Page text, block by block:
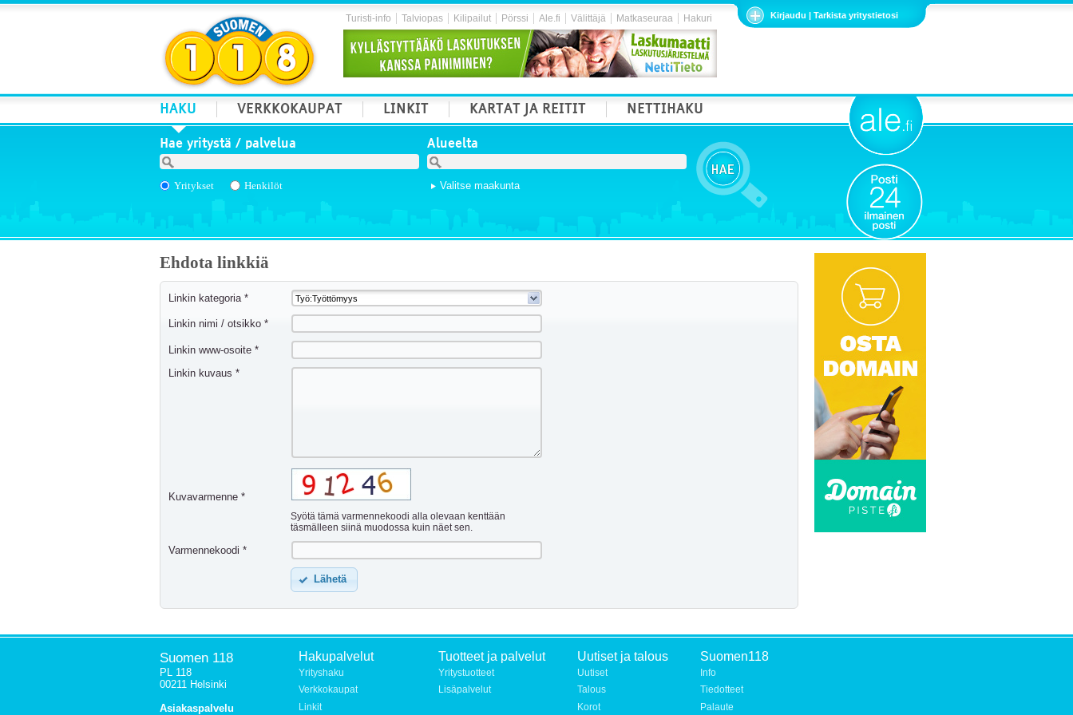
Kirjaudu | Tarkista yritystietosi
Turisti-info Talviopas Kilipailut Pörssi Ale.fi Välittäjä Matkaseuraa Hakuri
HAKU VERKKOKAUPAT LINKIT KARTAT JA REITIT NETTIHAKU
Hae yritystä / palvelua
Yritykset Henkilöt
Alueelta
Valitse maakunta
Ehdota linkkiä
Linkin kategoria *
Linkin nimi / otsikko *
Linkin www-osoite *
Linkin kuvaus *
Kuvavarmenne *
Syötä tämä varmennekoodi alla olevaan kenttään
täsmälleen siinä muodossa kuin näet sen.
Varmennekoodi *
Lähetä
Suomen 118
PL 118
00211 Helsinki
Asiakaspalvelu
Hakupalvelut
Yrityshaku
Verkkokaupat
Linkit
Tuotteet ja palvelut
Yritystuotteet
Lisäpalvelut
Uutiset ja talous
Uutiset
Talous
Korot
Suomen118
Info
Tiedotteet
Palaute